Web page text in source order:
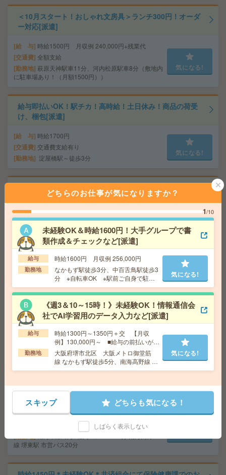
＜10月スタート！おしゃれ文房具＞ランチ300円！オーダ
ー対応[派遣]
給 与 時給1500円 月収例 240,000円+残業代
交通費 全額支給
勤務地 萩原天神駅車11分、河内松原駅車8分（敷地内
に駐車場あり！（月額1500円））
気になる!
給与即払いOK！駅チカ！高時給！土日休み！商品の荷受
け、梱包[派遣]
給 与 時給1700円
交通費 交通費支給有り
勤務地 淀屋橋駅～徒歩3分
気になる!
週2-4日在宅＊時給1700円【電話なし】未経験OK！【コ
ツコツ】書類チェック[派遣]
給 与 時給1700円 月収例 26万円 時給1700円×実
働7h45m×週5日×4週 ※月収例を保証するものではあり
ません。
交通費 1ヶ月3万円を上限として実費支給
勤務地 大阪環状線 大阪 徒歩2分 京都本線 大阪
梅田(阪急線) 徒歩2分
＼40代～50代活躍中／入力できればOK！高時給1600
円！駅近[派遣]
給 与 時給1600円
交通費 全額支給
大国町駅徒歩5分 ※南海本線：今宮戎駅や地
下鉄堺筋線：恵美須町駅からも近い！
気になる!
《12時までの4時間勤務！》未経験OKの軽作業*残業少な
め！＊50代活躍中[派遣]
給 与 時給1310円＋交
◆交通費実費支給※当社規定あり
線 堺東駅 市営バス20分
どちらのお仕事が気になりますか？
1/10
未経験OK＆時給1600円！大手グループで書
類作成＆チェックなど[派遣]
給与 時給1600円 月収例 256,000円
勤務地
なかもず駅徒歩3分、中百舌鳥駅徒歩3
分 ※自転車OK ※駅前ご自身で駐輪
場ご契約となります
気になる!
《週3＆10～15時！》未経験OK！情報通信会
社でAI学習用のデータ入力など[派遣]
給与
時給1300円～1350円＋交 【月収
例】130,000円～ ■給与の前払いが可
能な速払いサービスあり
勤務地
大阪府堺市北区 大阪メトロ御堂筋
線 なかもず駅徒歩5分、南海高野線 中
百舌鳥駅徒歩5分
気になる!
スキップ どちらも気になる！
しばらく表示しない